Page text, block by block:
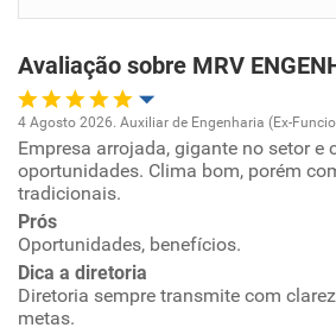
Benefícios
Recomenda esta empresa
Recomenda a diretoria
Avaliação sobre MRV
Oportunidade de promoção
Conciliação com a vida familiar
Benefícios
4 Agosto 2026. Auxiliar de Engenharia (Ex-
Empresa arrojada, gigante no setor e
oportunidades. Clima bom, porém
tradicionais.
Prós
Oportunidades, benefícios.
Dica a diretoria
Diretoria sempre transmite com
metas.